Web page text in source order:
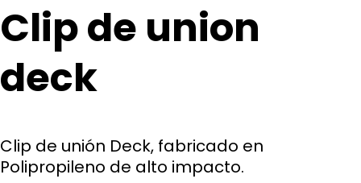
Clip de union
deck
Clip de unión Deck, fabricado en
Polipropileno de alto impacto.